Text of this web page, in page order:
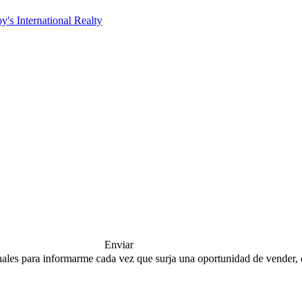
Enviar
para informarme cada vez que surja una oportunidad de